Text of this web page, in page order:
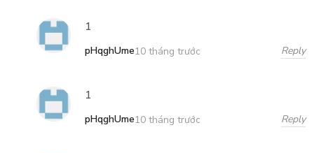
1
pHqghUme10 tháng trước Reply
1
pHqghUme10 tháng trước Reply